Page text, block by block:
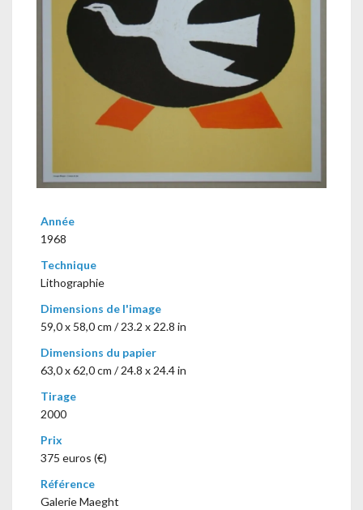
Année
1968
Technique
Lithographie
Dimensions de l'image
59,0 x 58,0 cm / 23.2 x 22.8 in
Dimensions du papier
63,0 x 62,0 cm / 24.8 x 24.4 in
Tirage
2000
Prix
375 euros (€)
Référence
Galerie Maeght